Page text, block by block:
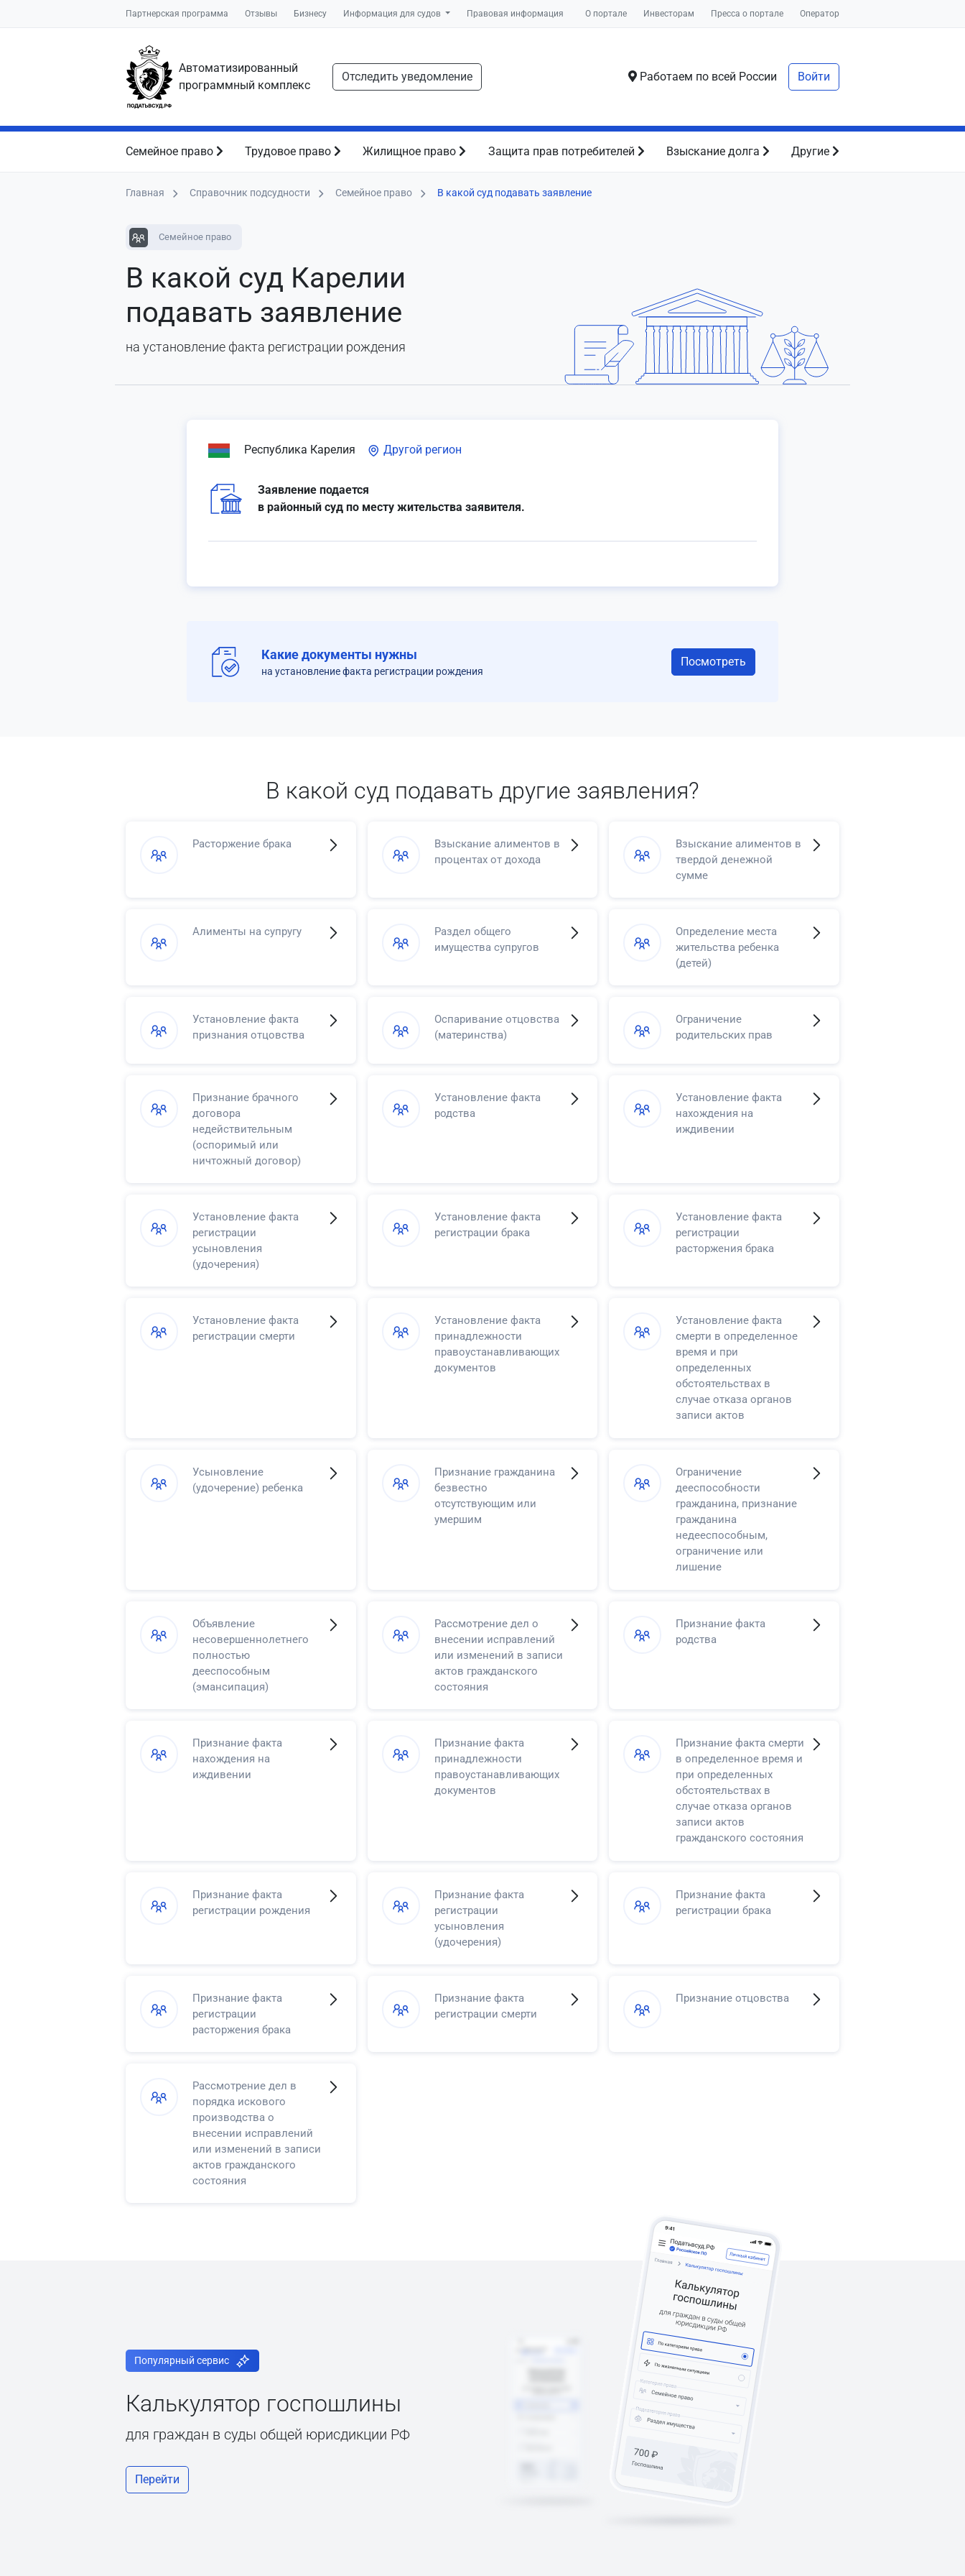
Партнерская программа Отзывы Бизнесу Информация для судов Правовая информация О портале Инвесторам Пресса о портале Оператор
Автоматизированный
программный комплекс
Отследить уведомление Работаем по всей России Войти
Семейное право Трудовое право Жилищное право Защита прав потребителей Взыскание долга Другие
Главная Справочник подсудности Семейное право В какой суд подавать заявление
Семейное право
В какой суд Карелии
подавать заявление
на установление факта регистрации рождения
Республика Карелия Другой регион
Заявление подается
в районный суд по месту жительства заявителя.
Какие документы нужны
на установление факта регистрации рождения
Посмотреть
В какой суд подавать другие заявления?
Расторжение брака
Взыскание алиментов в
процентах от дохода
Взыскание алиментов в
твердой денежной
сумме
Алименты на супругу
Раздел общего
имущества супругов
Определение места
жительства ребенка
(детей)
Установление факта
признания отцовства
Оспаривание отцовства
(материнства)
Ограничение
родительских прав
Признание брачного
договора
недействительным
(оспоримый или
ничтожный договор)
Установление факта
родства
Установление факта
нахождения на
иждивении
Установление факта
регистрации
усыновления
(удочерения)
Установление факта
регистрации брака
Установление факта
регистрации
расторжения брака
Установление факта
регистрации смерти
Установление факта
принадлежности
правоустанавливающих
документов
Установление факта
смерти в определенное
время и при
определенных
обстоятельствах в
случае отказа органов
записи актов
Усыновление
(удочерение) ребенка
Признание гражданина
безвестно
отсутствующим или
умершим
Ограничение
дееспособности
гражданина, признание
гражданина
недееспособным,
ограничение или
лишение
восемнадцати лет права
самостоятельно
Объявление
несовершеннолетнего
полностью
дееспособным
(эмансипация)
Рассмотрение дел о
внесении исправлений
или изменений в записи
актов гражданского
состояния
Признание факта
родства
Признание факта
нахождения на
иждивении
Признание факта
принадлежности
правоустанавливающих
документов
Признание факта смерти
в определенное время и
при определенных
обстоятельствах в
случае отказа органов
записи актов
гражданского состояния
Признание факта
регистрации рождения
Признание факта
регистрации
усыновления
(удочерения)
Признание факта
регистрации брака
Признание факта
регистрации
расторжения брака
Признание факта
регистрации смерти
Признание отцовства
Рассмотрение дел в
порядка искового
производства о
внесении исправлений
или изменений в записи
актов гражданского
состояния
Популярный сервис
Калькулятор госпошлины
для граждан в суды общей юрисдикции РФ
Перейти